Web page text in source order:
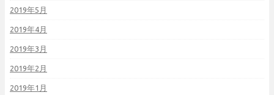
2019年5月
2019年4月
2019年3月
2019年2月
2019年1月